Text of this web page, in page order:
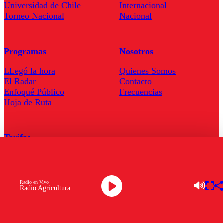
Radio Agricultura
Radio en Vivo
Universidad de Chile
Torneo Nacional
Internacional
Nacional
Programas
LLegó la hora
El Radar
Enfoqué Público
Hoja de Ruta
Nosotros
Quienes Somos
Contacto
Frecuencias
Tarifas